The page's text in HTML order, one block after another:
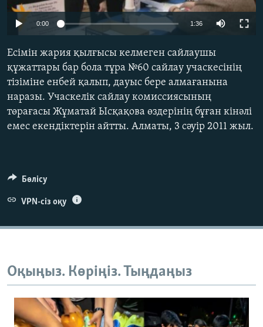
ЖАЗЫЛЫҢЫЗ
Басқа тілдерде
0:00 1:36
Есімін жария қылғысы келмеген сайлаушы
құжаттары бар бола тұра №60 сайлау учаскесінің
тізіміне енбей қалып, дауыс бере алмағанына
наразы. Учаскелік сайлау комиссиясының
төрағасы Жұматай Ысқақова өздерінің бұған кінәлі
емес екендіктерін айтты. Алматы, 3 сәуір 2011 жыл.
Бөлісу
VPN-сіз оқу
Оқыңыз. Көріңіз. Тыңдаңыз